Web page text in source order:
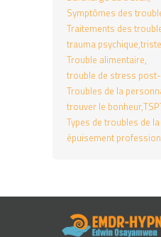
Symptômes des
Traitements des
trauma psychique
Trouble alimentaire
trouble de stress
Troubles de la
trouver le bonheur
Types de troubles de
épuisement